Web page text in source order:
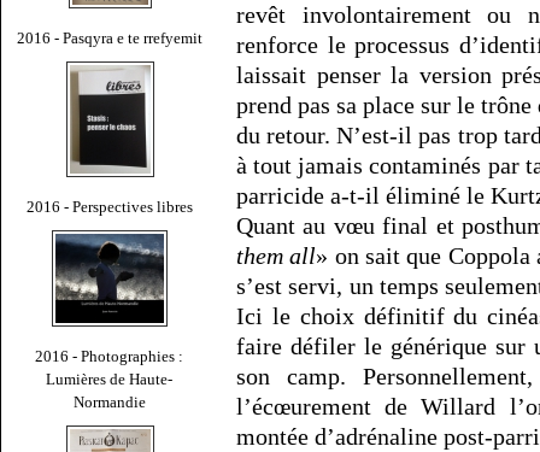
2016 - Pasqyra e te rrefyemit
2016 - Perspectives libres
2016 - Photographies :
Lumières de Haute-
Normandie
revêt involontairement ou
renforce le processus
laissait penser la version
prend pas sa place sur le
du retour. N’est-il pas trop
à tout jamais contaminés par
parricide a-t-il éliminé le
Quant au vœu final et
them all» on sait que
s’est servi, un temps
Ici le choix définitif du
faire défiler le générique sur
son camp.
l’écœurement de Willard
montée d’adrénaline post-